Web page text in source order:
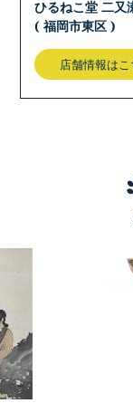
ひるねこ堂 二又
( 福岡市東区 )
店舗情報はこ